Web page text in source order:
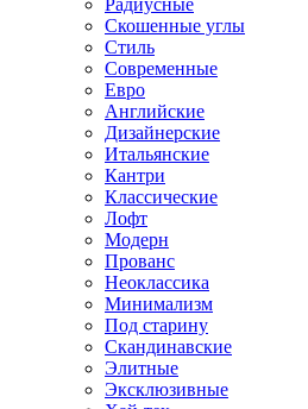
Радиусные
Скошенные углы
Стиль
Современные
Евро
Английские
Дизайнерские
Итальянские
Кантри
Классические
Лофт
Модерн
Прованс
Неоклассика
Минимализм
Под старину
Скандинавские
Элитные
Эксклюзивные